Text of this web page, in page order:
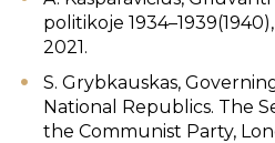
politikoje
2021.
S. Grybkauskas,
National Republics. The
the Communist Party,